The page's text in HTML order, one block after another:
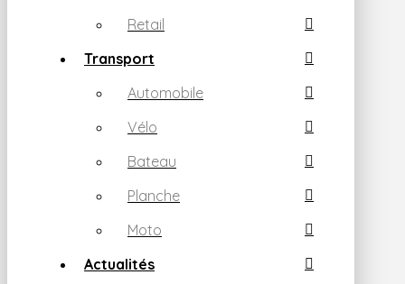
Retail
Transport
Automobile
Vélo
Bateau
Planche
Moto
Actualités